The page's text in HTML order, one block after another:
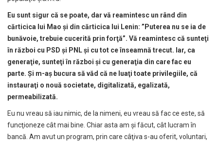
Eu sunt sigur că se poate, dar vă reamintesc un rând din
cărticica lui Mao şi din cărticica lui Lenin: ”Puterea nu se ia de
bunăvoie, trebuie cucerită prin forţă”. Vă reamintesc că sunteţi
în război cu PSD şi PNLşi cu tot ce înseamnă trecut. Iar, ca
generaţie, sunteţi în război şi cu generaţia din care fac eu
parte. Şi m-aş bucura să văd că ne luaţi toate privilegiile, că
instauraţi o nouă societate, digitalizată, egalizată,
permeabilizată.
Eu nu vreau să iau nimic, de la nimeni, eu vreau să fac ce este, să
funcţioneze cât mai bine. Chiar asta am şi făcut, cât lucram în
bancă. Am avut un program, prin care câţiva s-au oferit, voluntari,